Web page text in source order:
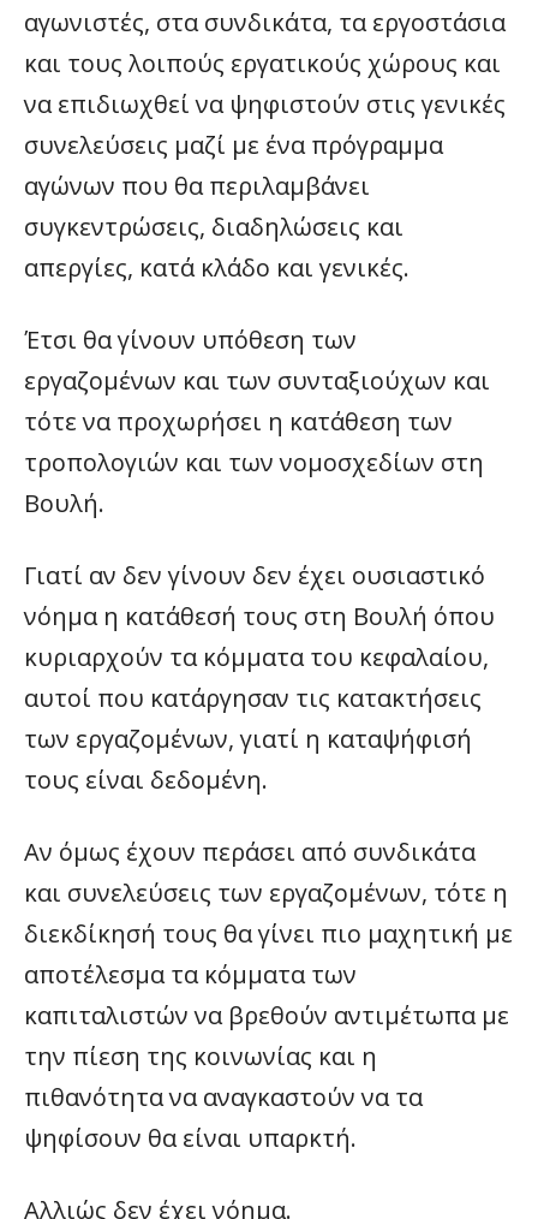
αγωνιστές, στα συνδικάτα, τα εργοστάσια
και τους λοιπούς εργατικούς χώρους και
να επιδιωχθεί να ψηφιστούν στις γενικές
συνελεύσεις μαζί με ένα πρόγραμμα
αγώνων που θα περιλαμβάνει
συγκεντρώσεις, διαδηλώσεις και
απεργίες, κατά κλάδο και γενικές.
Έτσι θα γίνουν υπόθεση των
εργαζομένων και των συνταξιούχων και
τότε να προχωρήσει η κατάθεση των
τροπολογιών και των νομοσχεδίων στη
Βουλή.
Γιατί αν δεν γίνουν δεν έχει ουσιαστικό
νόημα η κατάθεσή τους στη Βουλή όπου
κυριαρχούν τα κόμματα του κεφαλαίου,
αυτοί που κατάργησαν τις κατακτήσεις
των εργαζομένων, γιατί η καταψήφισή
τους είναι δεδομένη.
Αν όμως έχουν περάσει από συνδικάτα
και συνελεύσεις των εργαζομένων, τότε η
διεκδίκησή τους θα γίνει πιο μαχητική με
αποτέλεσμα τα κόμματα των
καπιταλιστών να βρεθούν αντιμέτωπα με
την πίεση της κοινωνίας και η
πιθανότητα να αναγκαστούν να τα
ψηφίσουν θα είναι υπαρκτή.
Αλλιώς δεν έχει νόημα.